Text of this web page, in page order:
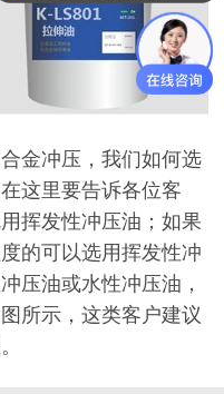
金冲压，我们如何选
这里要告诉各位客
挥发性冲压油；如果
的可以选用挥发性冲
压油或水性冲压油，
所示，这类客户建议